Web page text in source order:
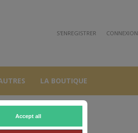
Accept all
S'ENREGISTRER CONNEXION
LA BOUTIQUE